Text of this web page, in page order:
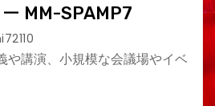
MM-SPAMP7
や講演、小規模な会議場やイベ